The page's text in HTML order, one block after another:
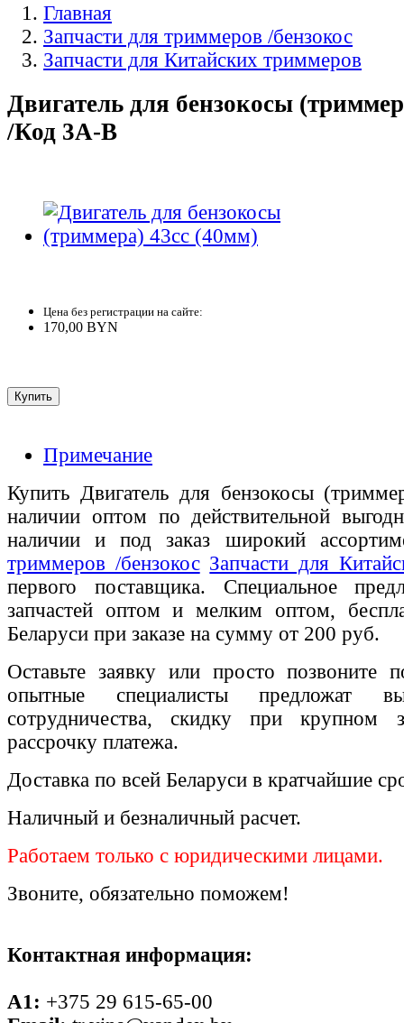
Главная
Запчасти для триммеров /бензокос
Запчасти для Китайских триммеров
Двигатель для бензокосы
/Код 3A-B
Цена без регистрации на сайте:
170,00 BYN
Примечание
Купить Двигатель для бензокосы
наличии оптом по действительной
наличии и под заказ широкий
триммеров /бензокос Запчасти для
первого поставщика. Специальное
запчастей оптом и мелким оптом,
Беларуси при заказе на сумму от 200 руб.
Оставьте заявку или просто позвоните
опытные специалисты предложат
сотрудничества, скидку при крупном
рассрочку платежа.
Доставка по всей Беларуси в кратчайшие
Наличный и безналичный расчет.
Работаем только с юридическими лицами.
Звоните, обязательно поможем!
Контактная информация:
A1: +375 29 615-65-00